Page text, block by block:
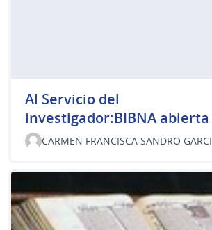
Al Servicio del
investigador:BIBNA abierta
CARMEN FRANCISCA SANDRO